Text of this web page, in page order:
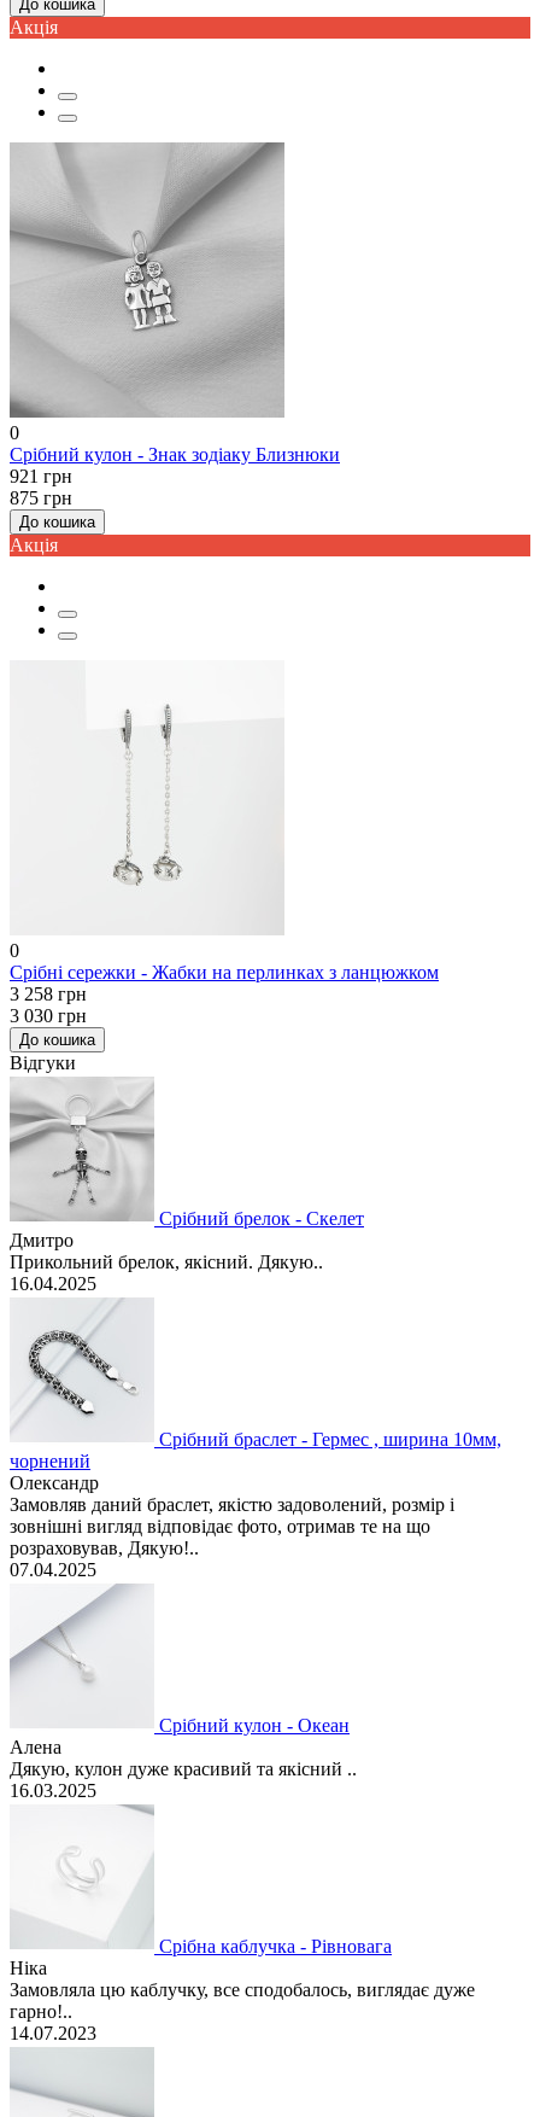
До кошика
Акцiя
0
Срібний кулон - Знак зодіаку Близнюки
921 грн
875 грн
До кошика
Акцiя
0
Срібні сережки - Жабки на перлинках з ланцюжком
3 258 грн
3 030 грн
До кошика
Відгуки
Срібний брелок - Скелет
Дмитро
Прикольний брелок, якісний. Дякую..
16.04.2025
Срібний браслет - Гермес , ширина 10мм,
чорнений
Олександр
Замовляв даний браслет, якістю задоволений, розмір і
зовнішні вигляд відповідає фото, отримав те на що
розраховував, Дякую!..
07.04.2025
Срібний кулон - Океан
Алена
Дякую, кулон дуже красивий та якісний ..
16.03.2025
Срібна каблучка - Рівновага
Ніка
Замовляла цю каблучку, все сподобалось, виглядає дуже
гарно!..
14.07.2023